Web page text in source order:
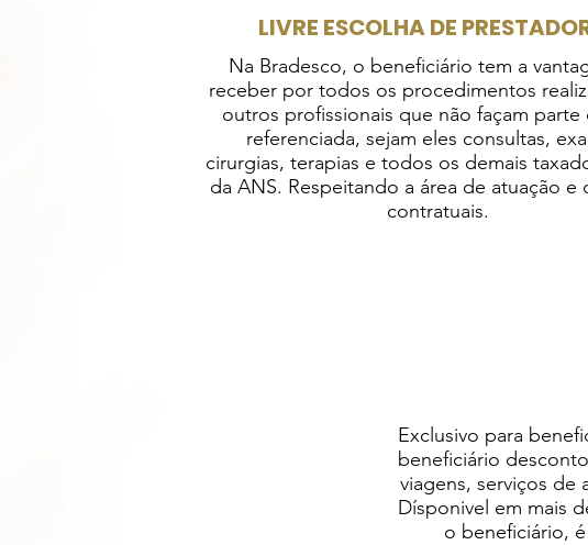
LIVRE ESCOLHA DE
Na Bradesco, o beneficiário tem a
receber por todos os procedimentos
outros profissionais que não façam parte
referenciada, sejam eles consultas,
cirurgias, terapias e todos os demais
da ANS. Respeitando a área de atuação e
contratuais.
Exclusivo para
beneficiário
viagens, serviços de
Dísponivel em mais
o beneficiário,